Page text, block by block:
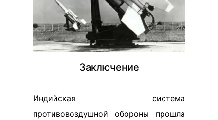
Заключение
Индийская система
противовоздушной обороны прошла